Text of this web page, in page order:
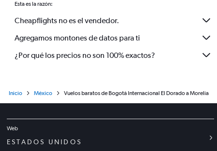
Esta es la razón:
Cheapflights no es el vendedor.
Agregamos montones de datos para ti
¿Por qué los precios no son 100% exactos?
Inicio México Vuelos baratos de Bogotá Internacional El Dorado a Morelia
Web
ESTADOS UNIDOS